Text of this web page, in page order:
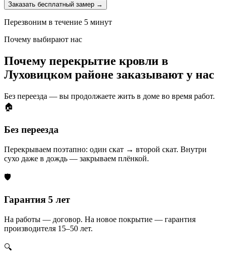
Заказать бесплатный замер →
Перезвоним в течение 5 минут
Почему выбирают нас
Почему перекрытие кровли в
Луховицком районе заказывают у нас
Без переезда — вы продолжаете жить в доме во время работ.
🏠
Без переезда
Перекрываем поэтапно: один скат → второй скат. Внутри
сухо даже в дождь — закрываем плёнкой.
🛡️
Гарантия 5 лет
На работы — договор. На новое покрытие — гарантия
производителя 15–50 лет.
🔍